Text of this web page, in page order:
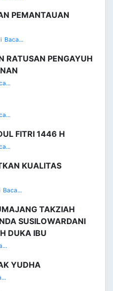
PEMANTAUAN
Baca...
RATUSAN PENGAYUH
FITRI 1446 H
KUALITAS
Baca...
TAKZIAH
SUSILOWARDANI
DUKA IBU
YUDHA